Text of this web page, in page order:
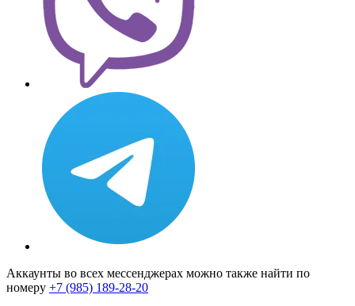
Аккаунты во всех мессенджерах можно также найти по
номеру +7 (985) 189-28-20